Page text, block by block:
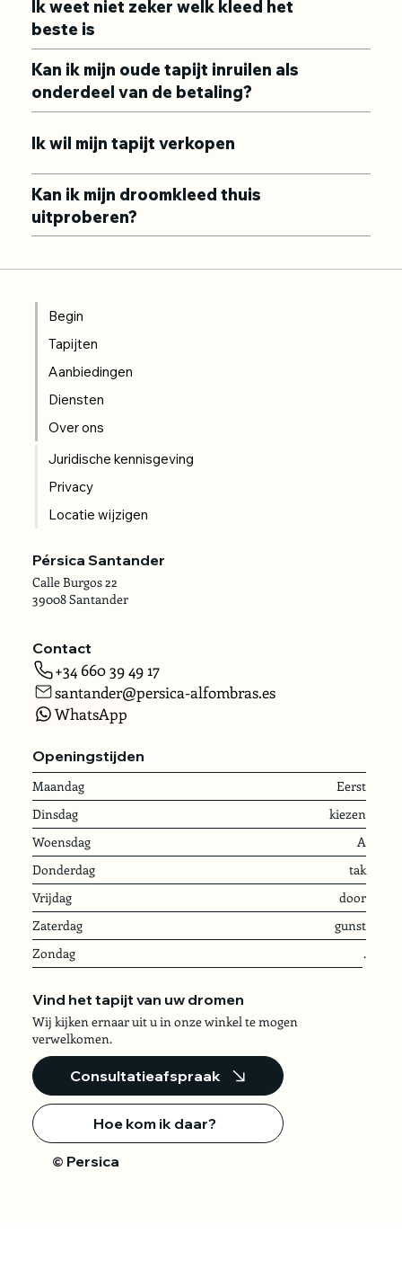
Ik weet niet zeker welk kleed het
beste is
Kan ik mijn oude tapijt inruilen als
onderdeel van de betaling?
Ik wil mijn tapijt verkopen
Kan ik mijn droomkleed thuis
uitproberen?
Begin
Tapijten
Aanbiedingen
Diensten
Over ons
Juridische kennisgeving
Privacy
Locatie wijzigen
Pérsica Santander
Calle Burgos 22
39008 Santander
Contact
+34 660 39 49 17
santander@persica-alfombras.es
WhatsApp
Openingstijden
Maandag
Eerst
Dinsdag
kiezen
Woensdag
A
Donderdag
tak
Vrijdag
door
Zaterdag
gunst
Zondag
.
Vind het tapijt van uw dromen
Wij kijken ernaar uit u in onze winkel te mogen
verwelkomen.
Consultatieafspraak
Hoe kom ik daar?
© Persica